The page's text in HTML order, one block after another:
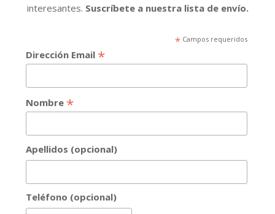
interesantes. Suscríbete a nuestra lista de envío.
*Campos requeridos
Dirección Email *
Nombre *
Apellidos (opcional)
Teléfono (opcional)